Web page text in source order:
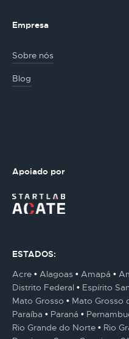
Empresa
Sobre nós
Blog
Apoiado por
ESTADOS:
Acre
Alagoas Amapá
Distrito Federal
Espírito
Mato Grosso
Mato Grosso
Paraíba
Paraná
Rio Grande do Norte
Rio